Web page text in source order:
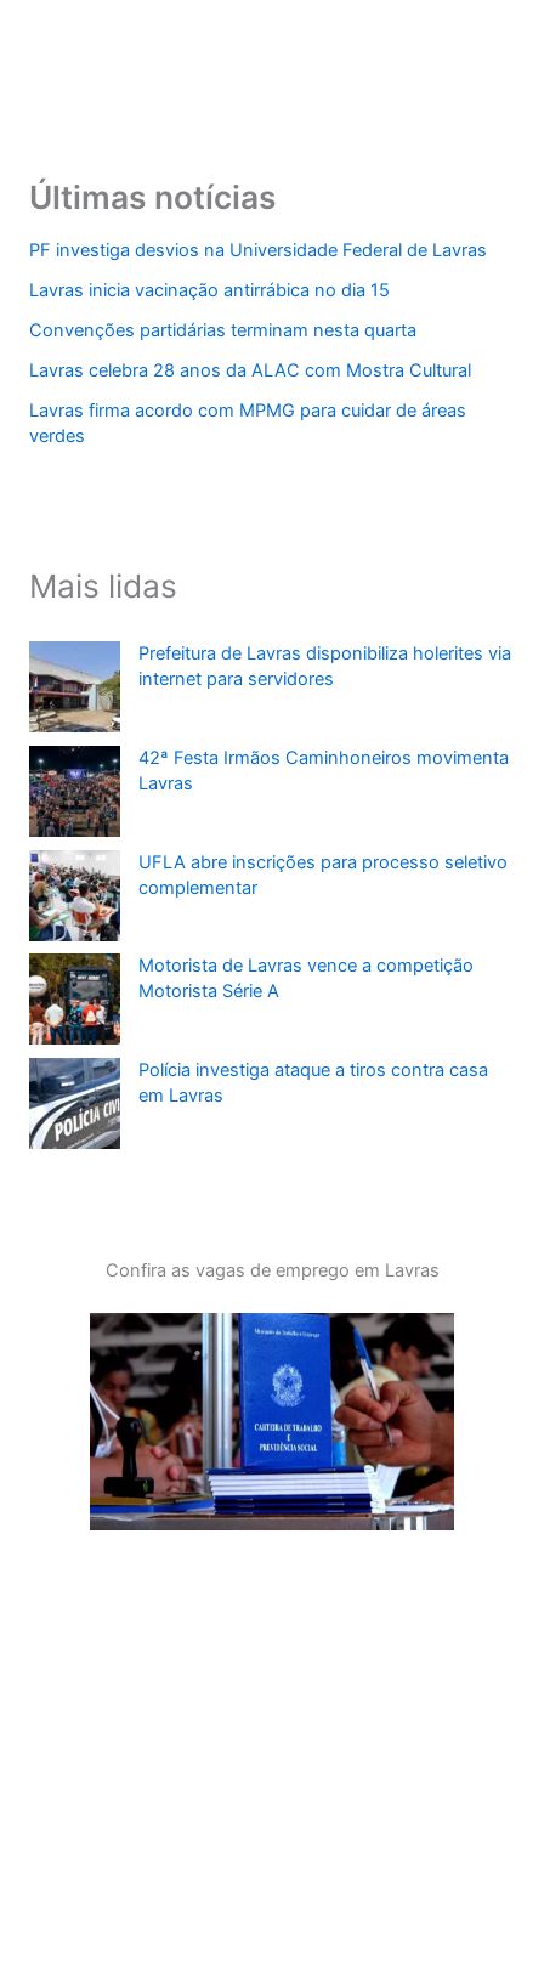
Últimas notícias
PF investiga desvios na Universidade Federal de Lavras
Lavras inicia vacinação antirrábica no dia 15
Convenções partidárias terminam nesta quarta
Lavras celebra 28 anos da ALAC com Mostra Cultural
Lavras firma acordo com MPMG para cuidar de áreas
verdes
Mais lidas
Prefeitura de Lavras disponibiliza holerites via
internet para servidores
42ª Festa Irmãos Caminhoneiros movimenta
Lavras
UFLA abre inscrições para processo seletivo
complementar
Motorista de Lavras vence a competição
Motorista Série A
Polícia investiga ataque a tiros contra casa
em Lavras
Confira as vagas de emprego em Lavras